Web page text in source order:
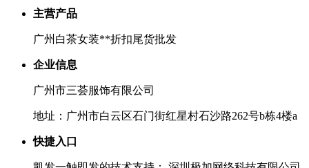
主营产品
广州白茶女装**折扣尾货批发
企业信息
广州市三荟服饰有限公司
地址：广州市白云区石门街红星村石沙路262号b栋4楼a
快捷入口